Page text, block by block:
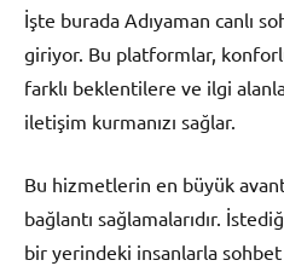
İşte burada Adıyaman canlı
giriyor. Bu platformlar,
farklı beklentilere ve ilgi
iletişim kurmanızı sağlar.
Bu hizmetlerin en büyük
bağlantı sağlamalarıdır.
bir yerindeki insanlarla sohbet